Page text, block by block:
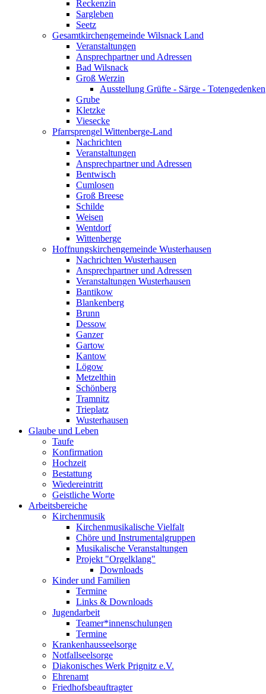
Reckenzin
Sargleben
Seetz
Gesamtkirchengemeinde Wilsnack Land
Veranstaltungen
Ansprechpartner und Adressen
Bad Wilsnack
Groß Werzin
Ausstellung Grüfte - Särge - Totengedenken
Grube
Kletzke
Viesecke
Pfarrsprengel Wittenberge-Land
Nachrichten
Veranstaltungen
Ansprechpartner und Adressen
Bentwisch
Cumlosen
Groß Breese
Schilde
Weisen
Wentdorf
Wittenberge
Hoffnungskirchengemeinde Wusterhausen
Nachrichten Wusterhausen
Ansprechpartner und Adressen
Veranstaltungen Wusterhausen
Bantikow
Blankenberg
Brunn
Dessow
Ganzer
Gartow
Kantow
Lögow
Metzelthin
Schönberg
Tramnitz
Trieplatz
Wusterhausen
Glaube und Leben
Taufe
Konfirmation
Hochzeit
Bestattung
Wiedereintritt
Geistliche Worte
Arbeitsbereiche
Kirchenmusik
Kirchenmusikalische Vielfalt
Chöre und Instrumentalgruppen
Musikalische Veranstaltungen
Projekt "Orgelklang"
Downloads
Kinder und Familien
Termine
Links & Downloads
Jugendarbeit
Teamer*innenschulungen
Termine
Krankenhausseelsorge
Notfallseelsorge
Diakonisches Werk Prignitz e.V.
Ehrenamt
Friedhofsbeauftragter